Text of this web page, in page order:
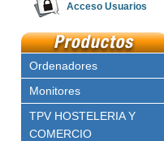
Email
Clave
Acceso Usuarios
Ordenadores
Monitores
TPV HOSTELERIA Y
COMERCIO